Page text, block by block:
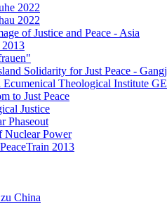
2022
2022
of Justice and Peace - Asia
Solidarity for Just Peace -
Ecumenical Theological Institute
to Just Peace
Justice
Phaseout
Nuclear Power
2013
China